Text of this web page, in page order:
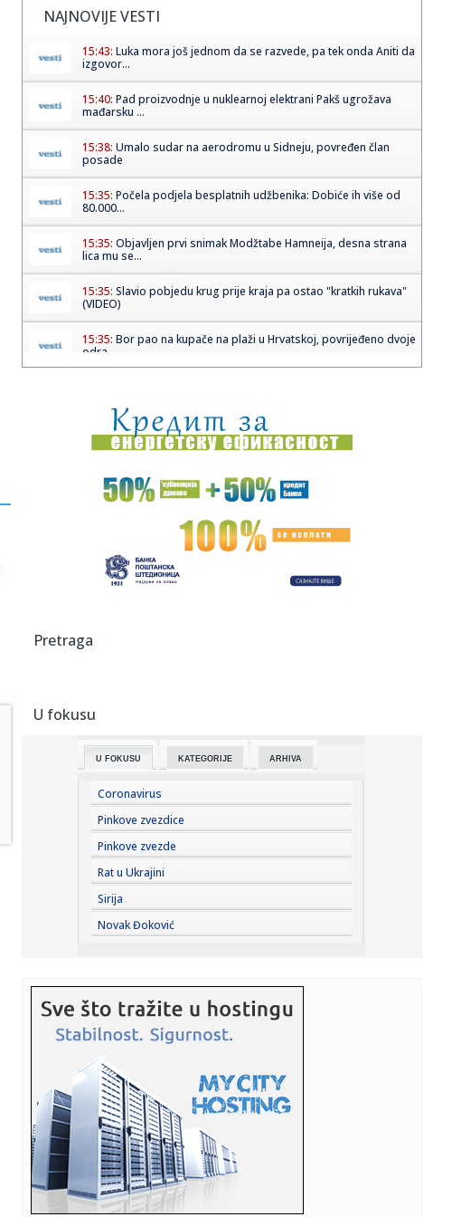
NAJNOVIJE VESTI
15:43: Luka mora još jednom da se razvede, pa tek onda Aniti da
izgovor...
15:40: Pad proizvodnje u nuklearnoj elektrani Pakš ugrožava
mađarsku ...
15:38: Umalo sudar na aerodromu u Sidneju, povređen član
posade
15:35: Počela podjela besplatnih udžbenika: Dobiće ih više od
80.000...
15:35: Objavljen prvi snimak Modžtabe Hamneija, desna strana
lica mu se...
15:35: Slavio pobjedu krug prije kraja pa ostao "kratkih rukava"
(VIDEO)
15:35: Bor pao na kupače na plaži u Hrvatskoj, povrijeđeno dvoje
odra...
15:35:Srbija, Slovenija i Sjeverna Makedonija kandidati za EP
15:35:Derventski "Unis" najveći poreski dužnik
Teško povrijeđen motociklista u Zenici
15:35:Mediji: Dok se naši vatrogasci bore na terenu, blokaderi iz
dva još ...
15:35:
15:35:
BiH ponovo na udaru vrućina: Do 40 stepeni i nastavak
15:35:Nekadašnji jugoslovenski gigant seli se iz Zagreba:
Proizvodnja ...
15:35:Turista objavio snimak iz apartmana u Zadru i izazvao
raspravu (V...
15:35:ZONA party ove godine posvećen glumicama, majkama i
svim ženama
15:35: Srbija kandidat za domaćina Evropskog prvenstva!
15:30:
pa...
15:29:Vlahović na pragu Bešiktaša! Otkriveni detalji ugovora,
cifre ...
15:27:U Nagasakiju obeležena 81. godišnjica američkog
atomskog napad...
15:20:У Србији и сутра сунчано и топло, ...
Pretraga
U fokusu
U FOKUSU KATEGORIJE ARHIVA
Coronavirus
Pinkove zvezdice
Pinkove zvezde
Rat u Ukrajini
Sirija
Novak Đoković